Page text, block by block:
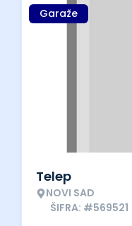
Garaže
Telep
NOVI SAD
ŠIFRA: #569521